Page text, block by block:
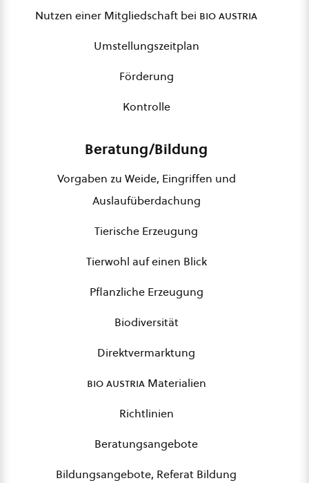
Nutzen einer Mitgliedschaft bei bio austria
Umstellungszeitplan
Förderung
Kontrolle
Beratung/Bildung
Vorgaben zu Weide, Eingriffen und
Auslaufüberdachung
Tierische Erzeugung
Tierwohl auf einen Blick
Pflanzliche Erzeugung
Biodiversität
Direktvermarktung
bio austriaMaterialien
Richtlinien
Beratungsangebote
Bildungsangebote, Referat Bildung